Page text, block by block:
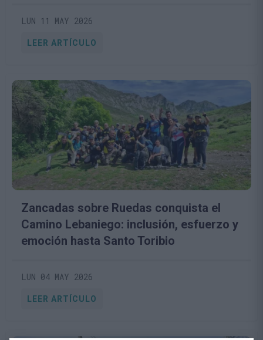
LUN 11 MAY 2026
LEER ARTÍCULO
Zancadas sobre Ruedas conquista el
Camino Lebaniego: inclusión, esfuerzo y
emoción hasta Santo Toribio
LUN 04 MAY 2026
LEER ARTÍCULO